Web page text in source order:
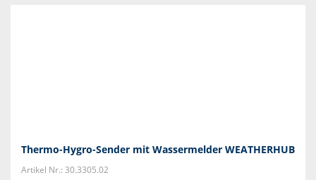
Thermo-Hygro-Sender mit Wassermelder WEATHERHUB
Artikel Nr.: 30.3305.02